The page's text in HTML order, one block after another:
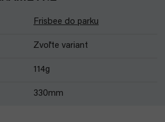
Frisbee do parku
Zvoľte variant
114g
330mm